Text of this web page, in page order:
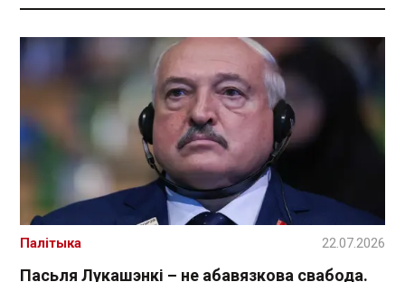
Пасьля Лукашэнкі – не абавязкова свабода.
Палітыка 22.07.2026